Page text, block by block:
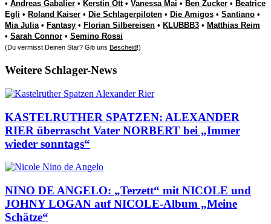
• Andreas Gabalier • Kerstin Ott• Vanessa Mai • Ben Zucker • Beatrice
Egli • Roland Kaiser • Die Schlagerpiloten • Die Amigos • Santiano •
Mia Julia• Fantasy • Florian Silbereisen • KLUBBB3 • Matthias Reim
• Sarah Connor • Semino Rossi
(Du vermisst Deinen Star? Gib uns Bescheid!)
Weitere Schlager-News
KASTELRUTHER SPATZEN: ALEXANDER
RIER überrascht Vater NORBERT bei „Immer
wieder sonntags“
NINO DE ANGELO: „Terzett“ mit NICOLE und
JOHNY LOGAN auf NICOLE-Album „Meine
Schätze“